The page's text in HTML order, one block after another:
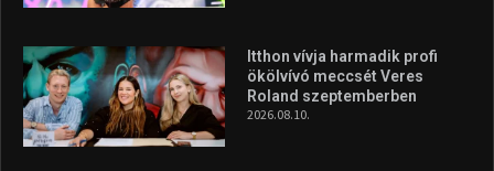
Itthon vívja harmadik profi
ökölvívó meccsét Veres
Roland szeptemberben
2026.08.10.